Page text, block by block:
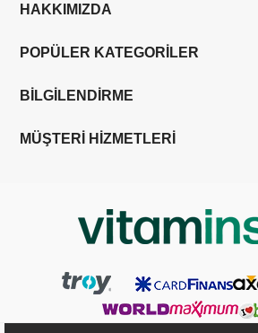
HAKKIMIZDA
POPÜLER KATEGORİLER
BİLGİLENDİRME
MÜŞTERİ HİZMETLERİ